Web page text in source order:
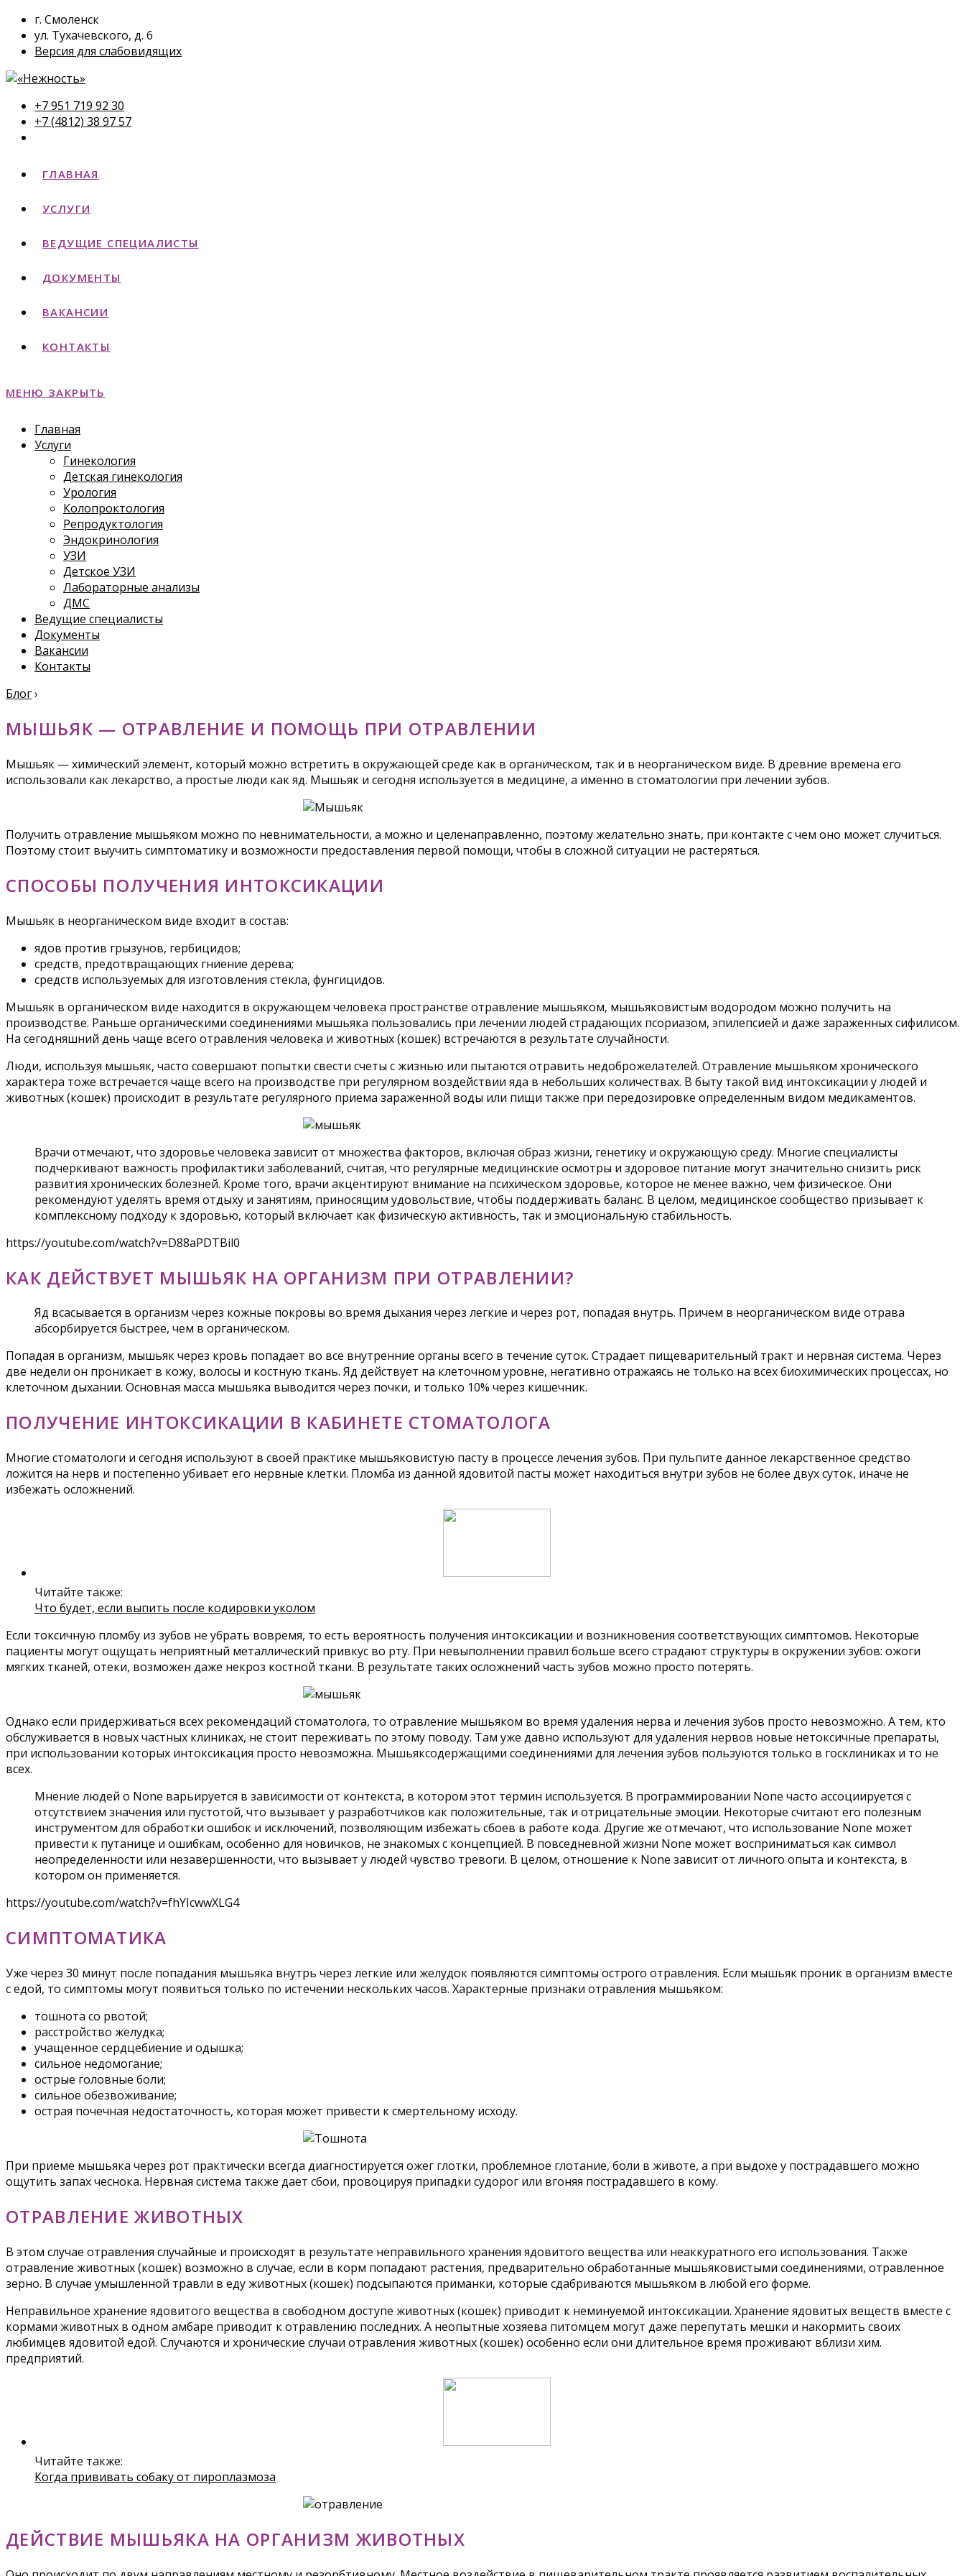
г. Смоленск
ул. Тухачевского, д. 6
Версия для слабовидящих
+7 951 719 92 30
+7 (4812) 38 97 57
ГЛАВНАЯ
УСЛУГИ
ВЕДУЩИЕ СПЕЦИАЛИСТЫ
ДОКУМЕНТЫ
ВАКАНСИИ
КОНТАКТЫ
МЕНЮ ЗАКРЫТЬ
Главная
Услуги
Гинекология
Детская гинекология
Урология
Колопроктология
Репродуктология
Эндокринология
УЗИ
Детское УЗИ
Лабораторные анализы
ДМС
Ведущие специалисты
Документы
Вакансии
Контакты
Блог›
МЫШЬЯК — ОТРАВЛЕНИЕ И ПОМОЩЬ ПРИ ОТРАВЛЕНИИ
Мышьяк — химический элемент, который можно встретить в окружающей среде как в органическом, так и в неорганическом виде. В древние времена его
использовали как лекарство, а простые люди как яд. Мышьяк и сегодня используется в медицине, а именно в стоматологии при лечении зубов.
Получить отравление мышьяком можно по невнимательности, а можно и целенаправленно, поэтому желательно знать, при контакте с чем оно может случиться.
Поэтому стоит выучить симптоматику и возможности предоставления первой помощи, чтобы в сложной ситуации не растеряться.
СПОСОБЫ ПОЛУЧЕНИЯ ИНТОКСИКАЦИИ
Мышьяк в неорганическом виде входит в состав:
ядов против грызунов, гербицидов;
средств, предотвращающих гниение дерева;
средств используемых для изготовления стекла, фунгицидов.
Мышьяк в органическом виде находится в окружающем человека пространстве отравление мышьяком, мышьяковистым водородом можно получить на
производстве. Раньше органическими соединениями мышьяка пользовались при лечении людей страдающих псориазом, эпилепсией и даже зараженных сифилисом.
На сегодняшний день чаще всего отравления человека и животных (кошек) встречаются в результате случайности.
Люди, используя мышьяк, часто совершают попытки свести счеты с жизнью или пытаются отравить недоброжелателей. Отравление мышьяком хронического
характера тоже встречается чаще всего на производстве при регулярном воздействии яда в небольших количествах. В быту такой вид интоксикации у людей и
животных (кошек) происходит в результате регулярного приема зараженной воды или пищи также при передозировке определенным видом медикаментов.
Врачи отмечают, что здоровье человека зависит от множества факторов, включая образ жизни, генетику и окружающую среду. Многие специалисты
подчеркивают важность профилактики заболеваний, считая, что регулярные медицинские осмотры и здоровое питание могут значительно снизить риск
развития хронических болезней. Кроме того, врачи акцентируют внимание на психическом здоровье, которое не менее важно, чем физическое. Они
рекомендуют уделять время отдыху и занятиям, приносящим удовольствие, чтобы поддерживать баланс. В целом, медицинское сообщество призывает к
комплексному подходу к здоровью, который включает как физическую активность, так и эмоциональную стабильность.
https://youtube.com/watch?v=D88aPDTBil0
КАК ДЕЙСТВУЕТ МЫШЬЯК НА ОРГАНИЗМ ПРИ ОТРАВЛЕНИИ?
Яд всасывается в организм через кожные покровы во время дыхания через легкие и через рот, попадая внутрь. Причем в неорганическом виде отрава
абсорбируется быстрее, чем в органическом.
Попадая в организм, мышьяк через кровь попадает во все внутренние органы всего в течение суток. Страдает пищеварительный тракт и нервная система. Через
две недели он проникает в кожу, волосы и костную ткань. Яд действует на клеточном уровне, негативно отражаясь не только на всех биохимических процессах, но
клеточном дыхании. Основная масса мышьяка выводится через почки, и только 10% через кишечник.
ПОЛУЧЕНИЕ ИНТОКСИКАЦИИ В КАБИНЕТЕ СТОМАТОЛОГА
Многие стоматологи и сегодня используют в своей практике мышьяковистую пасту в процессе лечения зубов. При пульпите данное лекарственное средство
ложится на нерв и постепенно убивает его нервные клетки. Пломба из данной ядовитой пасты может находиться внутри зубов не более двух суток, иначе не
избежать осложнений.
Читайте также:
Что будет, если выпить после кодировки уколом
Если токсичную пломбу из зубов не убрать вовремя, то есть вероятность получения интоксикации и возникновения соответствующих симптомов. Некоторые
пациенты могут ощущать неприятный металлический привкус во рту. При невыполнении правил больше всего страдают структуры в окружении зубов: ожоги
мягких тканей, отеки, возможен даже некроз костной ткани. В результате таких осложнений часть зубов можно просто потерять.
Однако если придерживаться всех рекомендаций стоматолога, то отравление мышьяком во время удаления нерва и лечения зубов просто невозможно. А тем, кто
обслуживается в новых частных клиниках, не стоит переживать по этому поводу. Там уже давно используют для удаления нервов новые нетоксичные препараты,
при использовании которых интоксикация просто невозможна. Мышьяксодержащими соединениями для лечения зубов пользуются только в госклиниках и то не
всех.
Мнение людей о None варьируется в зависимости от контекста, в котором этот термин используется. В программировании None часто ассоциируется с
отсутствием значения или пустотой, что вызывает у разработчиков как положительные, так и отрицательные эмоции. Некоторые считают его полезным
инструментом для обработки ошибок и исключений, позволяющим избежать сбоев в работе кода. Другие же отмечают, что использование None может
привести к путанице и ошибкам, особенно для новичков, не знакомых с концепцией. В повседневной жизни None может восприниматься как символ
неопределенности или незавершенности, что вызывает у людей чувство тревоги. В целом, отношение к None зависит от личного опыта и контекста, в
котором он применяется.
https://youtube.com/watch?v=fhYIcwwXLG4
СИМПТОМАТИКА
Уже через 30 минут после попадания мышьяка внутрь через легкие или желудок появляются симптомы острого отравления. Если мышьяк проник в организм вместе
с едой, то симптомы могут появиться только по истечении нескольких часов. Характерные признаки отравления мышьяком:
тошнота со рвотой;
расстройство желудка;
учащенное сердцебиение и одышка;
сильное недомогание;
острые головные боли;
сильное обезвоживание;
острая почечная недостаточность, которая может привести к смертельному исходу.
При приеме мышьяка через рот практически всегда диагностируется ожег глотки, проблемное глотание, боли в животе, а при выдохе у пострадавшего можно
ощутить запах чеснока. Нервная система также дает сбои, провоцируя припадки судорог или вгоняя пострадавшего в кому.
ОТРАВЛЕНИЕ ЖИВОТНЫХ
В этом случае отравления случайные и происходят в результате неправильного хранения ядовитого вещества или неаккуратного его использования. Также
отравление животных (кошек) возможно в случае, если в корм попадают растения, предварительно обработанные мышьяковистыми соединениями, отравленное
зерно. В случае умышленной травли в еду животных (кошек) подсыпаются приманки, которые сдабриваются мышьяком в любой его форме.
Неправильное хранение ядовитого вещества в свободном доступе животных (кошек) приводит к неминуемой интоксикации. Хранение ядовитых веществ вместе с
кормами животных в одном амбаре приводит к отравлению последних. А неопытные хозяева питомцем могут даже перепутать мешки и накормить своих
любимцев ядовитой едой. Случаются и хронические случаи отравления животных (кошек) особенно если они длительное время проживают вблизи хим.
предприятий.
Читайте также:
Когда прививать собаку от пироплазмоза
ДЕЙСТВИЕ МЫШЬЯКА НА ОРГАНИЗМ ЖИВОТНЫХ